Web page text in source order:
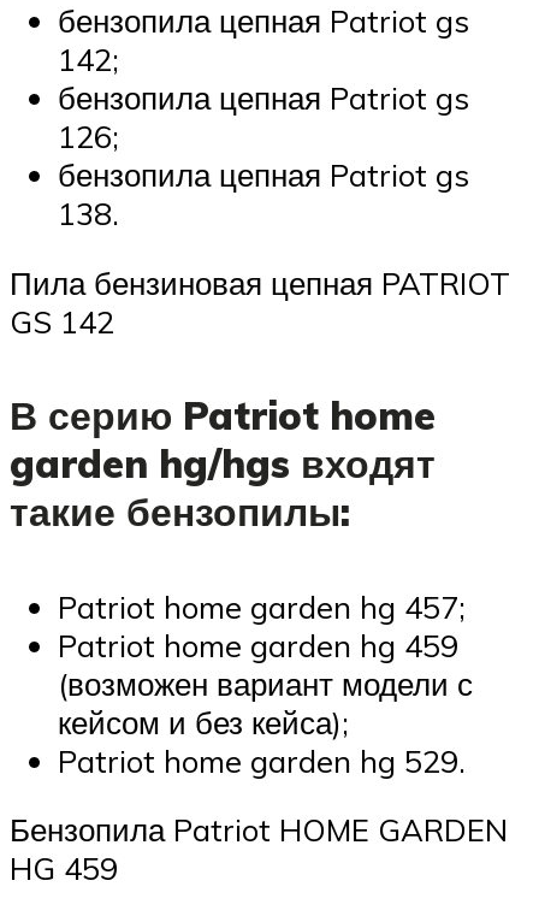
бензопила цепная Patriot gs
142;
бензопила цепная Patriot gs
126;
бензопила цепная Patriot gs
138.
Пила бензиновая цепная PATRIOT
GS 142
В серию Patriot home
garden hg/hgs входят
такие бензопилы:
Patriot home garden hg 457;
Patriot home garden hg 459
(возможен вариант модели с
кейсом и без кейса);
Patriot home garden hg 529.
Бензопила Patriot HOME GARDEN
HG 459